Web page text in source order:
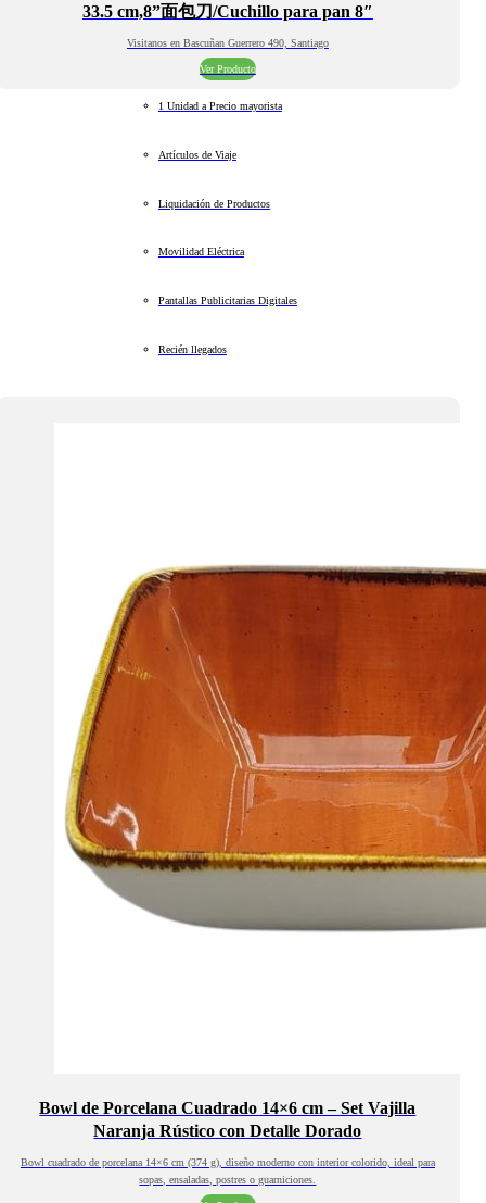
33.5 cm,8”面包刀/Cuchillo para pan 8″
Visitanos en Bascuñan Guerrero 490, Santiago
Ver Producto
1 Unidad a Precio mayorista
Artículos de Viaje
Liquidación de Productos
Movilidad Eléctrica
Pantallas Publicitarias Digitales
Recién llegados
Bowl de Porcelana Cuadrado 14×6 cm – Set Vajilla
Naranja Rústico con Detalle Dorado
Bowl cuadrado de porcelana 14×6 cm (374 g), diseño moderno con interior colorido, ideal para
sopas, ensaladas, postres o guarniciones.